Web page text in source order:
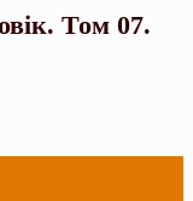
Том 07.